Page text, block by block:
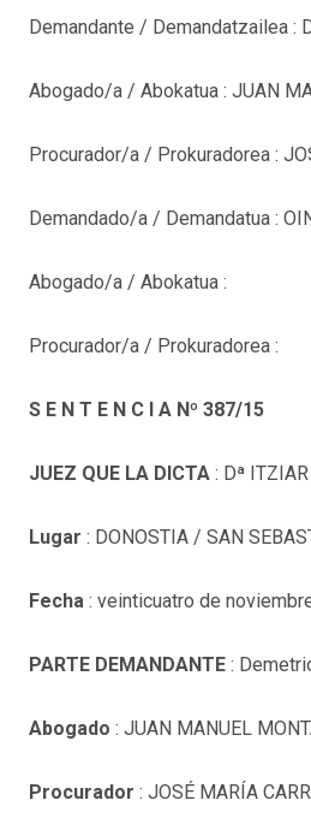
Demandante / Demandatzailea :
Abogado/a / Abokatua : JUAN
Procurador/a / Prokuradorea :
Demandado/a / Demandatua :
Abogado/a / Abokatua :
Procurador/a / Prokuradorea :
S E N T E N C I A Nº 387/15
JUEZ QUE LA DICTA : Dª ITZIAR
Lugar : DONOSTIA / SAN
Fecha : veinticuatro de
PARTE DEMANDANTE :
Abogado : JUAN MANUEL
Procurador : JOSÉ MARÍA